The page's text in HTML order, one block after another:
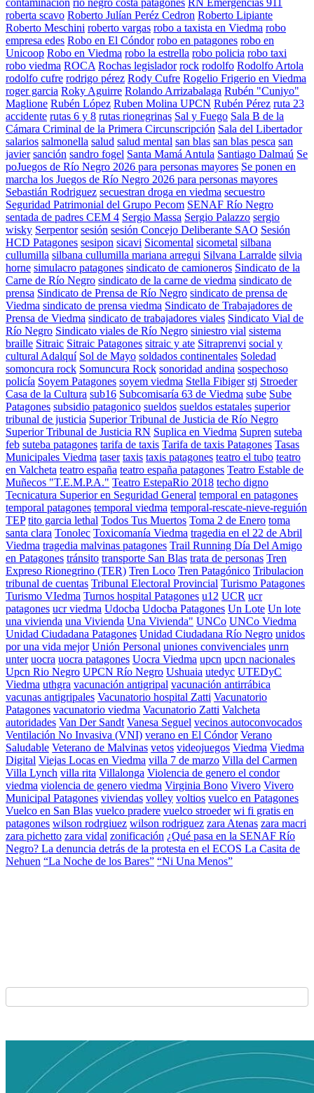
contaminación río negro costa patagones RN Emergencias 911
roberta scavo Roberto Julían Peréz Cedron Roberto Lipiante
Roberto Meschini roberto vargas robo a taxista en Viedma robo
empresa edes Robo en El Cóndor robo en patagones robo en
Unicoop Robo en Viedma robo la estrella robo policia robo taxi
robo viedma ROCA Rochas legislador rock rodolfo Rodolfo Artola
rodolfo cufre rodrigo pérez Rody Cufre Rogelio Frigerio en Viedma
roger garcia Roky Aguirre Rolando Arrizabalaga Rubén "Cuniyo"
Maglione Rubén López Ruben Molina UPCN Rubén Pérez ruta 23
accidente rutas 6 y 8 rutas rionegrinas Sal y Fuego Sala B de la
Cámara Criminal de la Primera Circunscripción Sala del Libertador
salarios salmonella salud salud mental san blas san blas pesca san
javier sanción sandro fogel Santa Mamá Antula Santiago Dalmaú Se
poJuegos de Río Negro 2026 para personas mayores Se ponen en
marcha los Juegos de Río Negro 2026 para personas mayores
Sebastián Rodriguez secuestran droga en viedma secuestro
Seguridad Patrimonial del Grupo Pecom SENAF Río Negro
sentada de padres CEM 4 Sergio Massa Sergio Palazzo sergio
wisky Serpentor sesión sesión Concejo Deliberante SAO Sesión
HCD Patagones sesipon sicavi Sicomental sicometal silbana
cullumilla silbana cullumilla mariana arregui Silvana Larralde silvia
horne simulacro patagones sindicato de camioneros Sindicato de la
Carne de Río Negro sindicato de la carne de viedma sindicato de
prensa Sindicato de Prensa de Río Negro sindicato de prensa de
Viedma sindicato de prensa viedma Sindicato de Trabajadores de
Prensa de Viedma sindicato de trabajadores viales Sindicato Vial de
Río Negro Sindicato viales de Río Negro siniestro vial sistema
braille Sitraic Sitraic Patagones sitraic y ate Sitraprenvi social y
cultural Adalquí Sol de Mayo soldados continentales Soledad
somoncura rock Somuncura Rock sonoridad andina sospechoso
policía Soyem Patagones soyem viedma Stella Fibiger stj Stroeder
Casa de la Cultura sub16 Subcomisaría 63 de Viedma sube Sube
Patagones subsidio patagonico sueldos sueldos estatales superior
tribunal de justicia Superior Tribunal de Justicia de Río Negro
Superior Tribunal de Justicia RN Suplica en Viedma Supren suteba
feb suteba patagones tarifa de taxis Tarifa de taxis Patagones Tasas
Municipales Viedma taser taxis taxis patagones teatro el tubo teatro
en Valcheta teatro españa teatro españa patagones Teatro Estable de
Muñecos "T.E.M.P.A." Teatro EstepaRio 2018 techo digno
Tecnicatura Superior en Seguridad General temporal en patagones
temporal patagones temporal viedma temporal-rescate-nieve-reguión
TEP tito garcia lethal Todos Tus Muertos Toma 2 de Enero toma
santa clara Tonolec Toxicomanía Viedma tragedia en el 22 de Abril
Viedma tragedia malvinas patagones Trail Running Día Del Amigo
en Patagones tránsito transporte San Blas trata de personas Tren
Expreso Rionegrino (TER) Tren Loco Tren Patagónico Tribulacion
tribunal de cuentas Tribunal Electoral Provincial Turismo Patagones
Turismo VIedma Turnos hospital Patagones u12 UCR ucr
patagones ucr viedma Udocba Udocba Patagones Un Lote Un lote
una vivienda una Vivienda Una Vivienda" UNCo UNCo Viedma
Unidad Ciudadana Patagones Unidad Ciudadana Río Negro unidos
por una vida mejor Unión Personal uniones convivenciales unrn
unter uocra uocra patagones Uocra Viedma upcn upcn nacionales
Upcn Rio Negro UPCN Río Negro Ushuaia utedyc UTEDyC
Viedma uthgra vacunación antigripal vacunación antirrábica
vacunas antigripales Vacunatorio hospital Zatti Vacunatorio
Patagones vacunatorio viedma Vacunatorio Zatti Valcheta
autoridades Van Der Sandt Vanesa Seguel vecinos autoconvocados
Ventilación No Invasiva (VNI) verano en El Cóndor Verano
Saludable Veterano de Malvinas vetos videojuegos Viedma Viedma
Digital Viejas Locas en Viedma villa 7 de marzo Villa del Carmen
Villa Lynch villa rita Villalonga Violencia de genero el condor
viedma violencia de genero viedma Virginia Bono Vivero Vivero
Municipal Patagones viviendas volley voltios vuelco en Patagones
Vuelco en San Blas vuelco pradere vuelco stroeder wi fi gratis en
patagones wilson rodrgiuez wilson rodriguez zara Atenas zara macri
zara pichetto zara vidal zonificación ¿Qué pasa en la SENAF Río
Negro? La denuncia detrás de la protesta en el ECOS La Casita de
Nehuen “La Noche de los Bares” “Ni Una Menos”